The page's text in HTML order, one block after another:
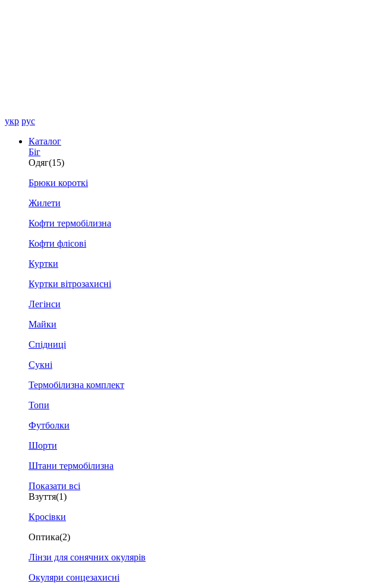
укр рус
Каталог
Біг
Одяг(15)
Брюки короткі
Жилети
Кофти термобілизна
Кофти флісові
Куртки
Куртки вітрозахисні
Легінси
Майки
Спідниці
Сукні
Термобілизна комплект
Топи
Футболки
Шорти
Штани термобілизна
Показати всі
Взуття(1)
Кросівки
Оптика(2)
Лінзи для сонячних окулярів
Окуляри сонцезахисні